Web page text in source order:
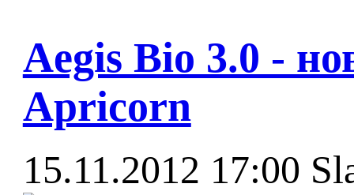
Aegis Bio 3.0 -
Apricorn
15.11.2012 17:00